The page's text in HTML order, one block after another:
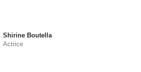
Shirine Boutella
Actrice